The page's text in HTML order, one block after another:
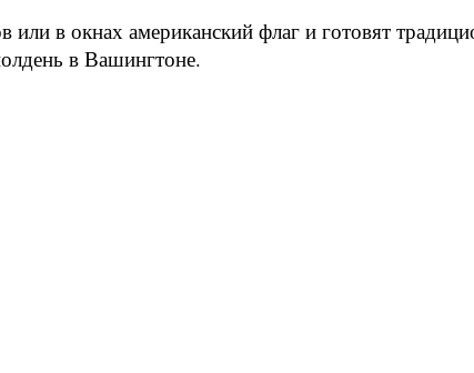
в окнах американский флаг и готовят
в Вашингтоне.